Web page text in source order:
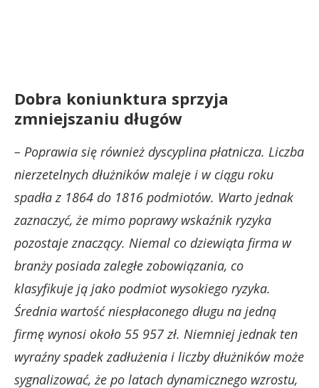
Dobra koniunktura sprzyja
zmniejszaniu długów
– Poprawia się również dyscyplina płatnicza. Liczba
nierzetelnych dłużników maleje i w ciągu roku
spadła z 1864 do 1816 podmiotów. Warto jednak
zaznaczyć, że mimo poprawy wskaźnik ryzyka
pozostaje znaczący. Niemal co dziewiąta firma w
branży posiada zaległe zobowiązania, co
klasyfikuje ją jako podmiot wysokiego ryzyka.
Średnia wartość niespłaconego długu na jedną
firmę wynosi około 55 957 zł. Niemniej jednak ten
wyraźny spadek zadłużenia i liczby dłużników może
sygnalizować, że po latach dynamicznego wzrostu,